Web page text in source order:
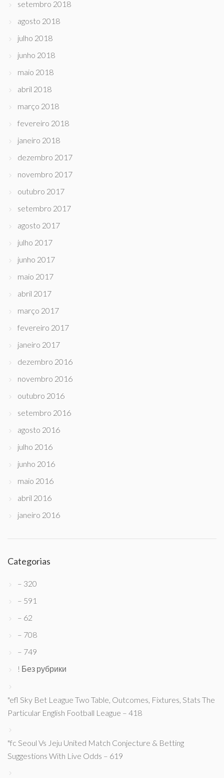
setembro 2018
agosto 2018
julho 2018
junho 2018
maio 2018
abril 2018
março 2018
fevereiro 2018
janeiro 2018
dezembro 2017
novembro 2017
outubro 2017
setembro 2017
agosto 2017
julho 2017
junho 2017
maio 2017
abril 2017
março 2017
fevereiro 2017
janeiro 2017
dezembro 2016
novembro 2016
outubro 2016
setembro 2016
agosto 2016
julho 2016
junho 2016
maio 2016
abril 2016
janeiro 2016
Categorias
– 320
– 591
– 62
– 708
– 749
! Без рубрики
"efl Sky Bet League Two Table, Outcomes, Fixtures, Stats The
Particular English Football League – 418
"fc Seoul Vs Jeju United Match Conjecture & Betting
Suggestions With Live Odds – 619